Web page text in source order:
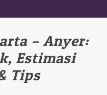
– Anyer:
Estimasi
Tips